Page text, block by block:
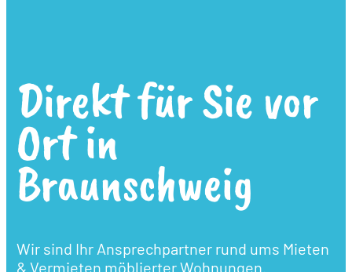
Direkt für Sie vor
Ort in
Braunschweig
Wir sind Ihr Ansprechpartner rund ums Mieten
& Vermieten möblierter Wohnungen.